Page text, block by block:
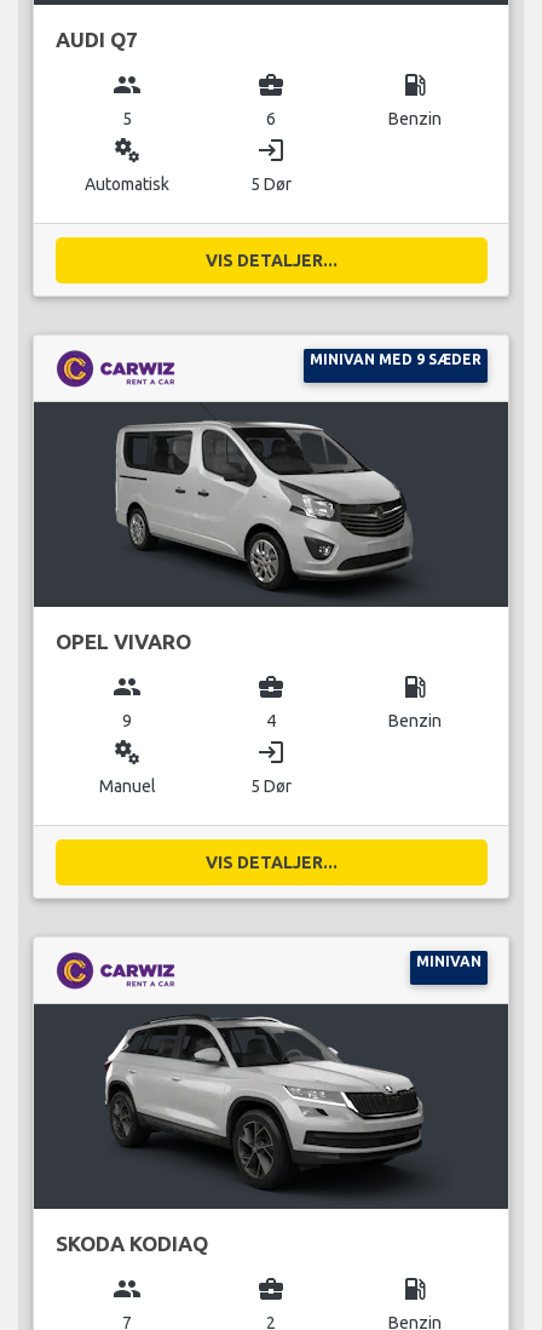
AUDI Q7
group
5
business_center
6
local_gas_station
Benzin
miscellaneous_services
Automatisk
login
5 Dør
VIS DETALJER...
MINIVAN MED 9 SÆDER
OPEL VIVARO
group
9
business_center
4
local_gas_station
Benzin
miscellaneous_services
Manuel
login
5 Dør
VIS DETALJER...
MINIVAN
SKODA KODIAQ
group
7
business_center
2
local_gas_station
Benzin